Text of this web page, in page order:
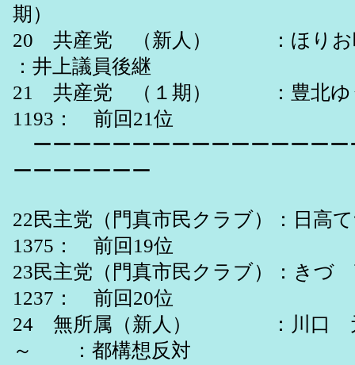
期） 03・07年
20 共産党 （新人） ：ほり
：井上議員後継
21 共産党 （１期） ：豊北ゆ
1193： 前回21位
ーーーーーーーーーーーーーーー
ーーーーーーー
22民主党（門真市民クラブ）：
1375： 前回19位
23民主党（門真市民クラブ）：
1237： 前回20位
24 無所属（新人） ：川
～ ：都構想反対